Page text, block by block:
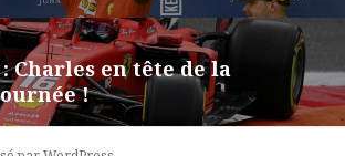
: Charles en tête de la
!